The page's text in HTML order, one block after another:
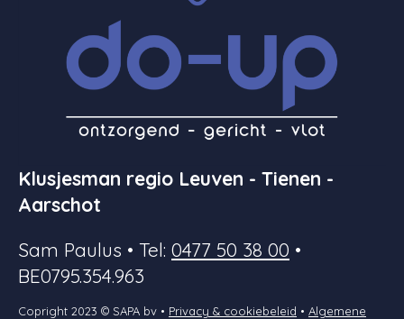
Klusjesman regio Leuven - Tienen -
Aarschot
Sam Paulus • Tel: 0477 50 38 00 •
BE0795.354.963
Copright 2023 © SAPA bv • Privacy & cookiebeleid • Algemene